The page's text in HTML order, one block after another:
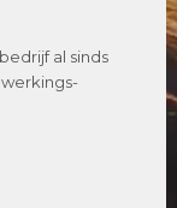
al sinds